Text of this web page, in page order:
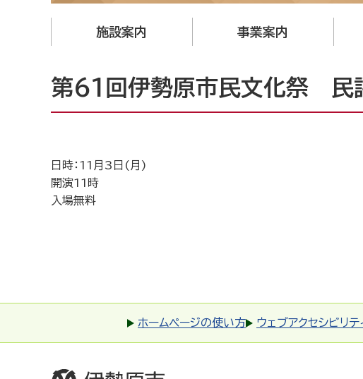
施設案内 事業案内
第61回伊勢原市民文化祭 民
日時：11月3日(月)
開演11時
入場無料
ホームページの使い方 ウェブアクセシビリテ